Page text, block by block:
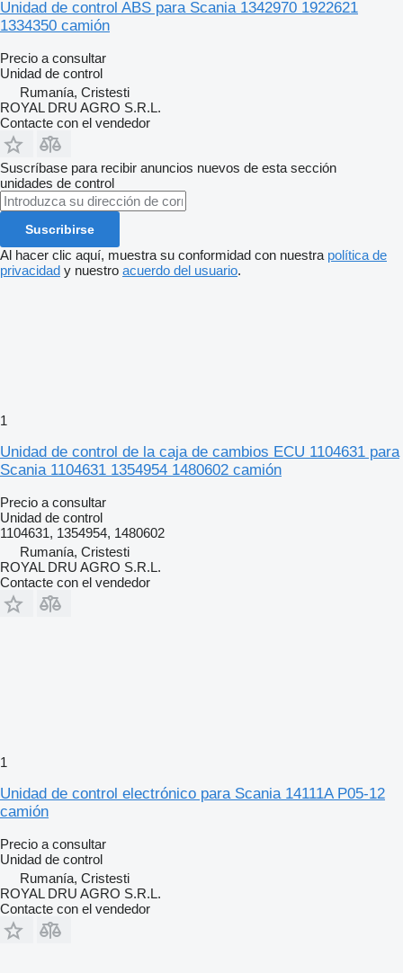
Unidad de control ABS para Scania 1342970 1922621
1334350 camión
Precio a consultar
Unidad de control
Rumanía, Cristesti
ROYAL DRU AGRO S.R.L.
Contacte con el vendedor
Suscríbase para recibir anuncios nuevos de esta sección
unidades de control
Suscribirse
Al hacer clic aquí, muestra su conformidad con nuestra política de
privacidad y nuestro acuerdo del usuario.
1
Unidad de control de la caja de cambios ECU 1104631 para
Scania 1104631 1354954 1480602 camión
Precio a consultar
Unidad de control
1104631, 1354954, 1480602
Rumanía, Cristesti
ROYAL DRU AGRO S.R.L.
Contacte con el vendedor
1
Unidad de control electrónico para Scania 14111A P05-12
camión
Precio a consultar
Unidad de control
Rumanía, Cristesti
ROYAL DRU AGRO S.R.L.
Contacte con el vendedor